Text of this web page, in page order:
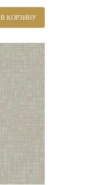
В КОРЗИНУ